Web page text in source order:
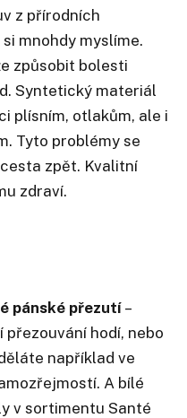
z přírodních
mnohdy myslíme.
způsobit bolesti
Syntetický materiál
plísním, otlakům, ale i
Tyto problémy se
zpět. Kvalitní
zdraví.
pánské přezutí–
přezouvání hodí, nebo
například ve
A bílé
v sortimentu Santé